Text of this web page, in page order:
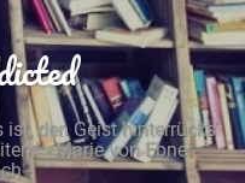
ist, den Geist hinterrücks
- Marie von Ebner-
-